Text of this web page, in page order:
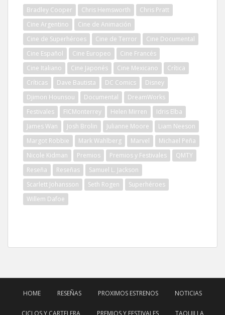
Bradley Cooper Chris Hemsworth
Chris Pratt
Cine Argentino
Cine de Animación
Cine de Superhéroes
Cine de Terror
Cine Documental
Cine Español
Cine Europeo
Cine Francés
Cine Italiano
Cine Japonés Cine Mexicano
Crítica
Críticas
Dave Bautista DC Comics
Disney
Djimon Hounsou
Documental
DreamWorks
Festivales
FICMonterrey Helen Mirren
Idris Elba
James Wan
Josh Brolin Julianne Moore
Liam Neeson
Margot Robbie
Mark Wahlberg Marvel
Michael Peña
Nicole Kidman
Premios Premios y Festivales
QMTY
Reseña
Reseñas
Samuel L. Jackson
Scarlett Johansson
Seth Rogen
Superhéroes
Willem Dafoe
HOME RESEÑAS PROXIMOS ESTRENOS NOTICIAS
CICLOS Y CARTELERA PREMIOS Y FESTIVALES TAQUILLA